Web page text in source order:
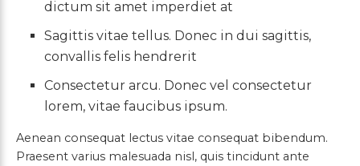
dictum sit amet imperdiet at
Sagittis vitae tellus. Donec in dui sagittis,
convallis felis hendrerit
Consectetur arcu. Donec vel consectetur
lorem, vitae faucibus ipsum.
Aenean consequat lectus vitae consequat bibendum.
Praesent varius malesuada nisl, quis tincidunt ante